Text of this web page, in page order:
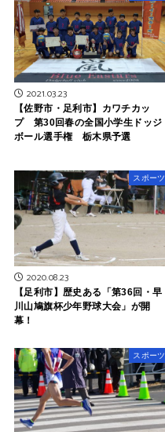
2021.03.23
【佐野市・足利市】カワチカッ
プ 第30回春の全国小学生ドッジ
ボール選手権 栃木県予選
スポーツ
2020.08.23
【足利市】歴史ある「第36回・早
川山鳩旗杯少年野球大会」が開
幕！
スポーツ